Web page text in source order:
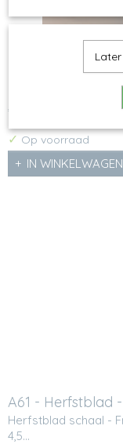
D40 - Pompoen
Pompoen -
€ 59,50
✓ Op voorraad
IN WINKELWAGEN
A61 - Herfstblad
Herfstblad schaal -
4,5…